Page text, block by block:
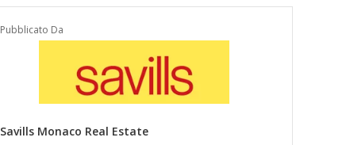
Pubblicato Da
Savills Monaco Real Estate